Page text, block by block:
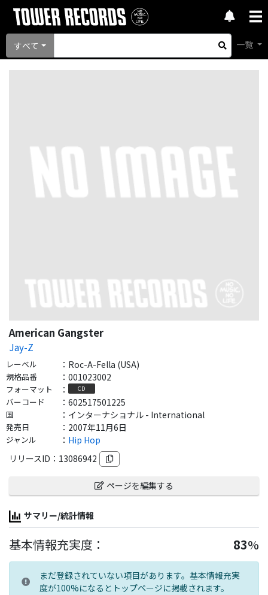
すべて 一覧
American Gangster
Jay-Z
レーベル ： Roc-A-Fella (USA)
規格品番 ： 001023002
フォーマット ： CD
バーコード ： 602517501225
国 ： インターナショナル - International
発売日 ： 2007年11月6日
ジャンル ： Hip Hop
リリースID： 13086942
ページを編集する
サマリー/統計情報
基本情報充実度： 83%
まだ登録されていない項目があります。基本情報充実
度が100%になるとトップページに掲載されます。